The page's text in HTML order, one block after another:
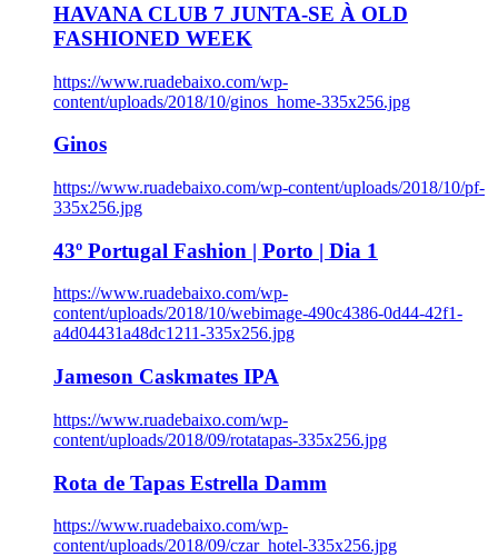
HAVANA CLUB 7 JUNTA-SE À OLD
FASHIONED WEEK
https://www.ruadebaixo.com/wp-
content/uploads/2018/10/ginos_home-335x256.jpg
Ginos
https://www.ruadebaixo.com/wp-content/uploads/2018/10/pf-
335x256.jpg
43º Portugal Fashion | Porto | Dia 1
https://www.ruadebaixo.com/wp-
content/uploads/2018/10/webimage-490c4386-0d44-42f1-
a4d04431a48dc1211-335x256.jpg
Jameson Caskmates IPA
https://www.ruadebaixo.com/wp-
content/uploads/2018/09/rotatapas-335x256.jpg
Rota de Tapas Estrella Damm
https://www.ruadebaixo.com/wp-
content/uploads/2018/09/czar_hotel-335x256.jpg